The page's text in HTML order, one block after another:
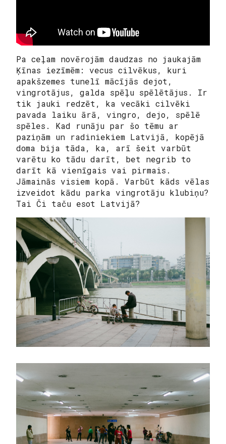
Pa ceļam novērojām daudzas no jaukajām
Ķīnas iezīmēm: vecus cilvēkus, kuri
apakšzemes tunelī mācījās dejot,
vingrotājus, galda spēļu spēlētājus. Ir
tik jauki redzēt, ka vecāki cilvēki
pavada laiku ārā, vingro, dejo, spēlē
spēles. Kad runāju par šo tēmu ar
paziņām un radiniekiem Latvijā, kopējā
doma bija tāda, ka, arī šeit varbūt
varētu ko tādu darīt, bet negrib to
darīt kā vienīgais vai pirmais.
Jāmainās visiem kopā. Varbūt kāds vēlas
izveidot kādu parka vingrotāju klubiņu?
Tai Či taču esot Latvijā?